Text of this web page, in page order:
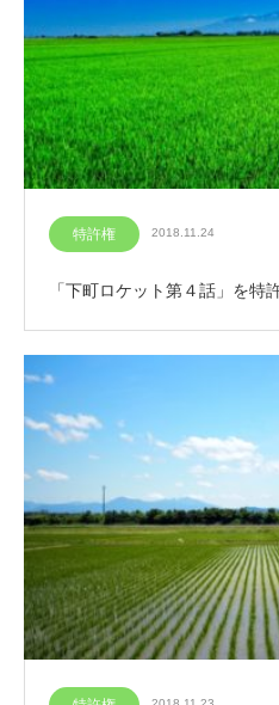
特許権 2018.11.24
「下町ロケット第４話」を特